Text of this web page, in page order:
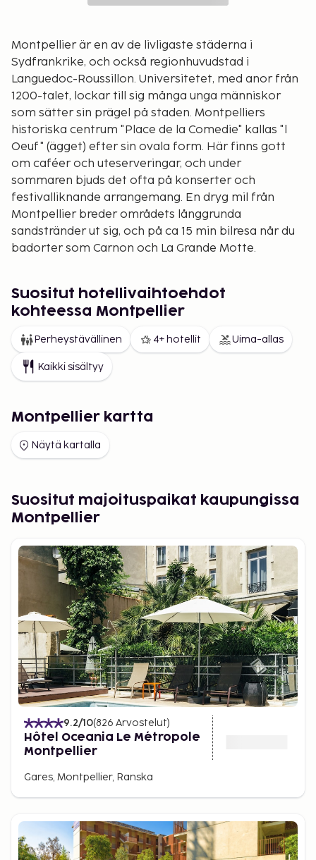
Montpellier är en av de livligaste städerna i
Sydfrankrike, och också regionhuvudstad i
Languedoc-Roussillon. Universitetet, med anor från
1200-talet, lockar till sig många unga människor
som sätter sin prägel på staden. Montpelliers
historiska centrum "Place de la Comedie" kallas "l
Oeuf" (ägget) efter sin ovala form. Här finns gott
om caféer och uteserveringar, och under
sommaren bjuds det ofta på konserter och
festivalliknande arrangemang. En dryg mil från
Montpellier breder områdets långgrunda
sandstränder ut sig, och på ca 15 min bilresa når du
badorter som Carnon och La Grande Motte.
Suositut hotellivaihtoehdot
kohteessa Montpellier
Perheystävällinen 4+ hotellit Uima-allas
Kaikki sisältyy
Montpellier kartta
Näytä kartalla
Suositut majoituspaikat kaupungissa
Montpellier
9.2/10(826 Arvostelut)
Hôtel Oceania Le Métropole
Montpellier
Gares, Montpellier, Ranska